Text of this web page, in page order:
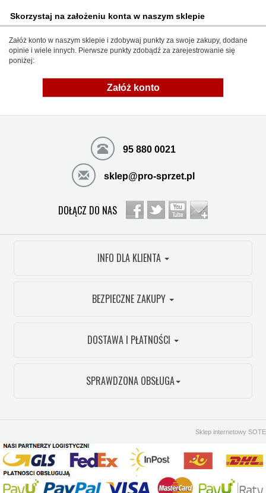
Skorzystaj na założeniu konta w naszym sklepie
Załóż konto w naszym sklepie i zdobywaj punkty za swoje zakupy, dodane
opinie i wiele innych. Pierwsze punkty zdobądź za zarejestrowanie się
poniżej:
Załóż konto
95 880 0021
sklep@pro-sprzet.pl
DOŁĄCZ DO NAS
INFO DLA KLIENTA
BEZPIECZNE ZAKUPY
DOSTAWA I PŁATNOŚCI
SPRAWDZONA OBSŁUGA
Sklep internetowy SOTE